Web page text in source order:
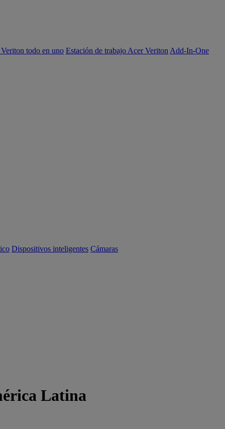
todo en uno Estación de trabajo Acer Veriton Add-In-One
Dispositivos inteligentes Cámaras
Latina